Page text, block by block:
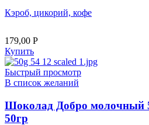
Кэроб, цикорий, кофе
179,00 Р
Купить
Быстрый просмотр
В список желаний
Шоколад Добро молочный
50гр